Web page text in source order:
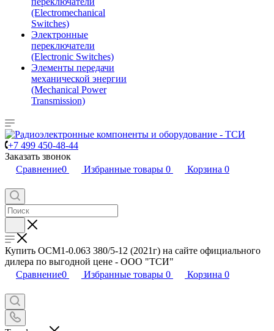
(Electromechanical
Switches)
Электронные
переключатели
(Electronic Switches)
Элементы передачи
механической энергии
(Mechanical Power
Transmission)
+7 499 450-48-44
Заказать звонок
Сравнение0 Избранные товары 0 Корзина 0
Купить ОСМ1-0.063 380/5-12 (2021г) на сайте официального
дилера по выгодной цене - ООО "ТСИ"
Сравнение0 Избранные товары 0 Корзина 0